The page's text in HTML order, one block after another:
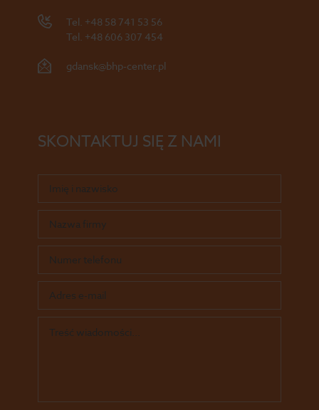
Tel. +48 58 741 53 56
Tel. +48 606 307 454
gdansk@bhp-center.pl
SKONTAKTUJ SIĘ Z NAMI